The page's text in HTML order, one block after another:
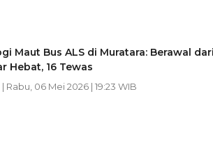
Maut Bus ALS di Muratara: Berawal
Hebat, 16 Tewas
| Rabu, 06 Mei 2026 | 19:23 WIB